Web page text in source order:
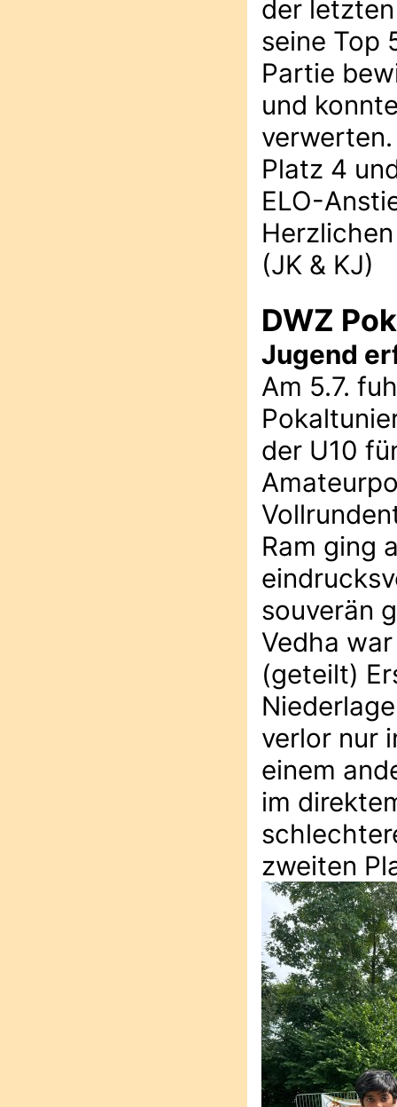
der
seine Top
Partie
und
Platz 4
ELO-
(JK & KJ)
DWZ
Jugend
Am 5.7.
der U10
Ram ging
souverän
Vedha
(geteilt)
verlor nur
einem
im
zweiten